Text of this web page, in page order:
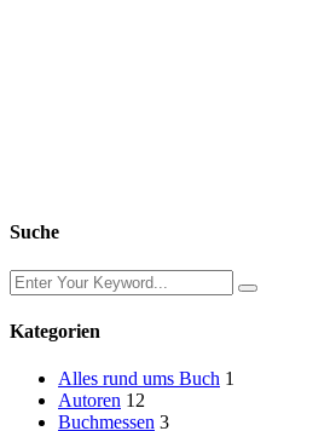
Suche
Kategorien
Alles rund ums Buch 1
Autoren 12
Buchmessen 3